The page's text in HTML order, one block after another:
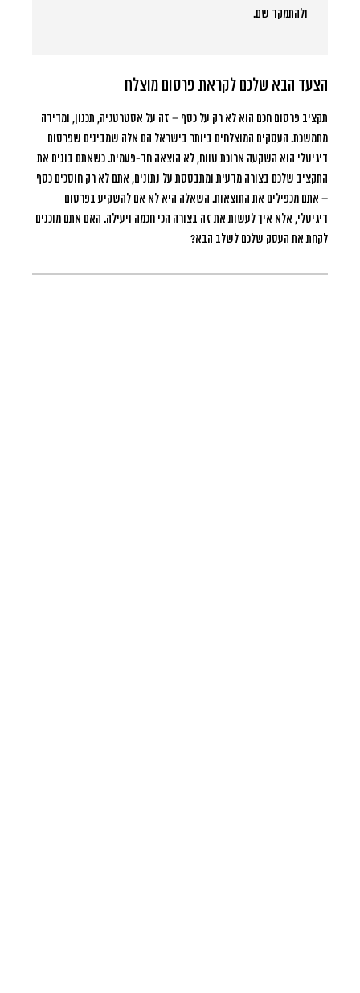
ולהתמקד שם.
הצעד הבא שלכם לקראת פרסום מוצלח
תקציב פרסום חכם הוא לא רק על כסף – זה על אסטרטגיה, תכנון, ומדידה
מתמשכת. העסקים המוצלחים ביותר בישראל הם אלה שמבינים שפרסום
דיגיטלי הוא השקעה ארוכת טווח, לא הוצאה חד-פעמית. כשאתם בונים את
התקציב שלכם בצורה מדעית ומתבססת על נתונים, אתם לא רק חוסכים כסף
– אתם מכפילים את התוצאות. השאלה היא לא אם להשקיע בפרסום
דיגיטלי, אלא איך לעשות את זה בצורה הכי חכמה ויעילה. האם אתם מוכנים
לקחת את העסק שלכם לשלב הבא?